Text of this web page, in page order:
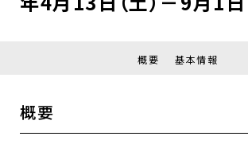
概要 基本情報
概要